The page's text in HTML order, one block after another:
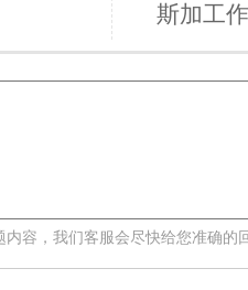
斯加工
内容，我们客服会尽快给您准确的